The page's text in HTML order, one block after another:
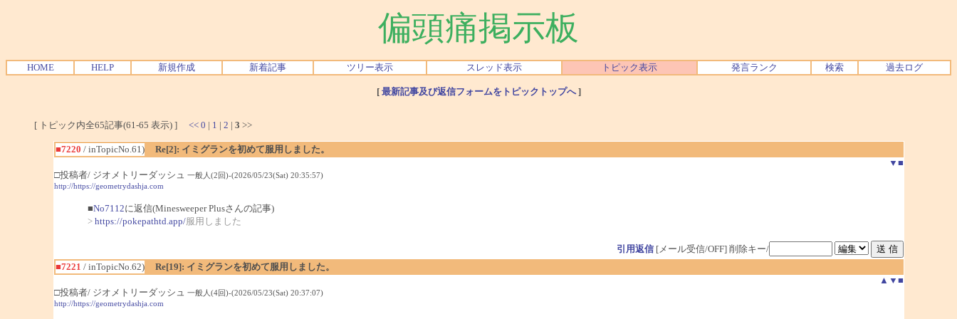
偏頭痛掲示板
HOME HELP 新規作成 新着記事 ツリー表示 スレッド表示 トピック表示 発言ランク 検索 過去ログ
[ 最新記事及び返信フォームをトピックトップへ]
[ トピック内全65記事(61-65 表示) ] << 0 | 1 | 2 | 3 >>
■7220 / inTopicNo.61)
Re[2]: イミグランを初めて服用しました。
▼ ■
□投稿者/ ジオメトリーダッシュ 一般人(2回)-(2026/05/23(Sat) 20:35:57)
http://https://geometrydashja.com
■No7112に返信(Minesweeper Plusさんの記事)
> https://pokepathtd.app/服用しました
引用返信[メール受信/OFF] 削除キー/
■7221 / inTopicNo.62)
Re[19]: イミグランを初めて服用しました。
▲ ▼ ■
□投稿者/ ジオメトリーダッシュ 一般人(4回)-(2026/05/23(Sat) 20:37:07)
http://https://geometrydashja.com